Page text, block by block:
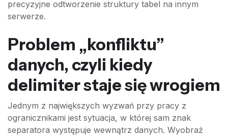
precyzyjne odtworzenie struktury tabel na innym
serwerze.
Problem „konfliktu”
danych, czyli kiedy
delimiter staje się wrogiem
Jednym z największych wyzwań przy pracy z
ogranicznikami jest sytuacja, w której sam znak
separatora występuje wewnątrz danych. Wyobraź